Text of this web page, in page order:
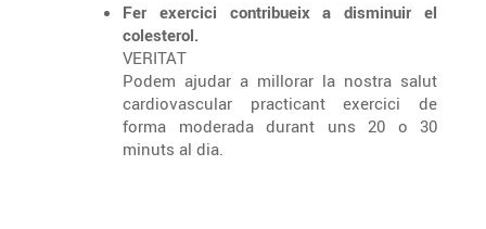
Fer exercici contribueix a disminuir el
colesterol.
VERITAT
Podem ajudar a millorar la nostra salut
cardiovascular practicant exercici de
forma moderada durant uns 20 o 30
minuts al dia.